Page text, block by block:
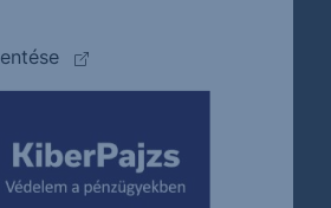
(külső oldalra ugrik)